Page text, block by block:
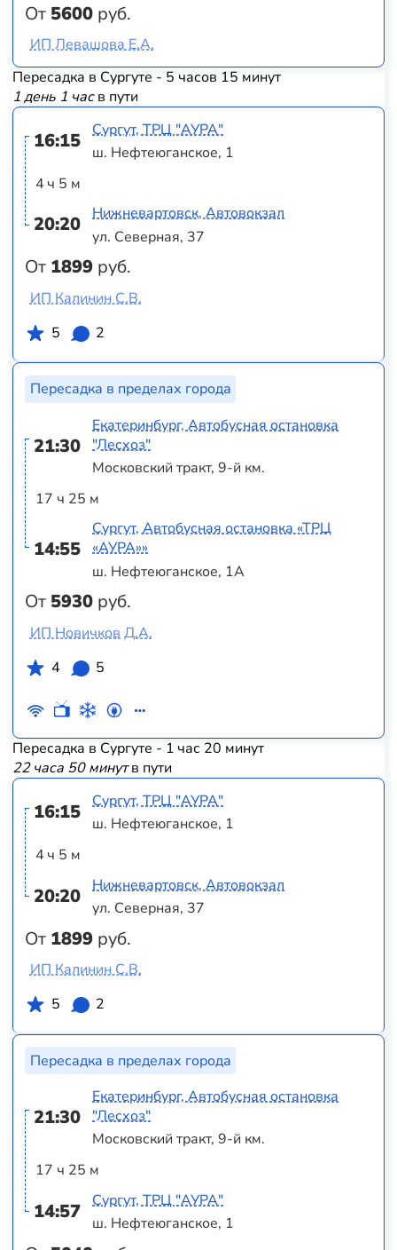
От 5600 руб.
ИП Левашова Е.А.
Пересадка в Сургуте - 5 часов 15 минут
1 день 1 часв пути
16:15
4 ч 5 м
20:20
От 1899 руб.
Сургут, ТРЦ "АУРА"
ш. Нефтеюганское, 1
Нижневартовск, Автовокзал
ул. Северная, 37
ИП Калинин С.В.
5
2
Пересадка в пределах города
21:30
17 ч 25 м
14:55
От 5930 руб.
Екатеринбург, Автобусная остановка
"Лесхоз"
Московский тракт, 9-й км.
Сургут, Автобусная остановка «ТРЦ
«АУРА»»
ш. Нефтеюганское, 1А
ИП Новичков Д.А.
4
5
Пересадка в Сургуте - 1 час 20 минут
22 часа 50 минутв пути
16:15
4 ч 5 м
20:20
От 1899 руб.
Сургут, ТРЦ "АУРА"
ш. Нефтеюганское, 1
Нижневартовск, Автовокзал
ул. Северная, 37
ИП Калинин С.В.
5
2
Пересадка в пределах города
21:30
17 ч 25 м
14:57
Екатеринбург, Автобусная остановка
"Лесхоз"
Московский тракт, 9-й км.
Сургут, ТРЦ "АУРА"
ш. Нефтеюганское, 1